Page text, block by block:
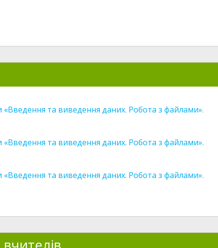
та виведення даних. Робота з файлами».
та виведення даних. Робота з файлами».
та виведення даних. Робота з файлами».